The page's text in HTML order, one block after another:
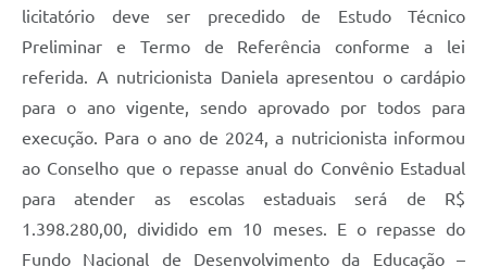
licitatório deve ser precedido de Estudo Técnico
Preliminar e Termo de Referência conforme a lei
referida. A nutricionista Daniela apresentou o cardápio
para o ano vigente, sendo aprovado por todos para
execução. Para o ano de 2024, a nutricionista informou
ao Conselho que o repasse anual do Convênio Estadual
para atender as escolas estaduais será de R$
1.398.280,00, dividido em 10 meses. E o repasse do
Fundo Nacional de Desenvolvimento da Educação –